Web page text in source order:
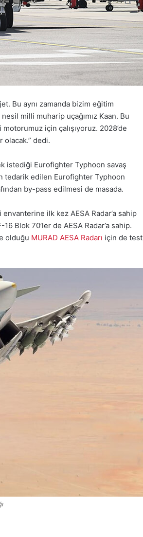
Bu aynı zamanda bizim eğitim
milli muharip uçağımız Kaan. Bu
için çalışıyoruz. 2028’de
dedi.
istediği Eurofighter Typhoon savaş
tedarik edilen Eurofighter Typhoon
by-pass edilmesi de masada.
ilk kez AESA Radar’a sahip
Blok 70’ler de AESA Radar’a sahip.
olduğu MURAD AESA Radarı için de test